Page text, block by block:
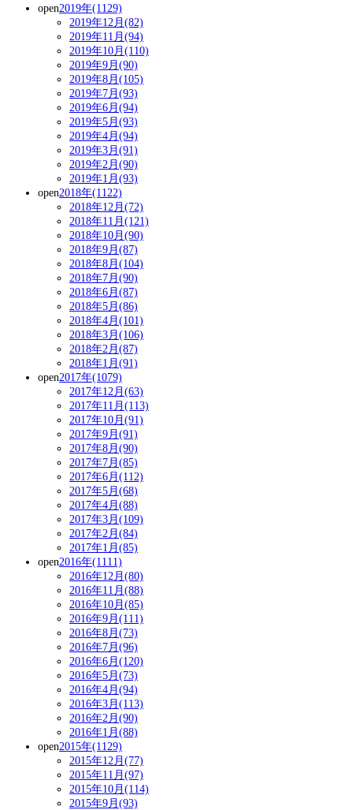
open2019年(1129)
2019年12月(82)
2019年11月(94)
2019年10月(110)
2019年9月(90)
2019年8月(105)
2019年7月(93)
2019年6月(94)
2019年5月(93)
2019年4月(94)
2019年3月(91)
2019年2月(90)
2019年1月(93)
open2018年(1122)
2018年12月(72)
2018年11月(121)
2018年10月(90)
2018年9月(87)
2018年8月(104)
2018年7月(90)
2018年6月(87)
2018年5月(86)
2018年4月(101)
2018年3月(106)
2018年2月(87)
2018年1月(91)
open2017年(1079)
2017年12月(63)
2017年11月(113)
2017年10月(91)
2017年9月(91)
2017年8月(90)
2017年7月(85)
2017年6月(112)
2017年5月(68)
2017年4月(88)
2017年3月(109)
2017年2月(84)
2017年1月(85)
open2016年(1111)
2016年12月(80)
2016年11月(88)
2016年10月(85)
2016年9月(111)
2016年8月(73)
2016年7月(96)
2016年6月(120)
2016年5月(73)
2016年4月(94)
2016年3月(113)
2016年2月(90)
2016年1月(88)
open2015年(1129)
2015年12月(77)
2015年11月(97)
2015年10月(114)
2015年9月(93)